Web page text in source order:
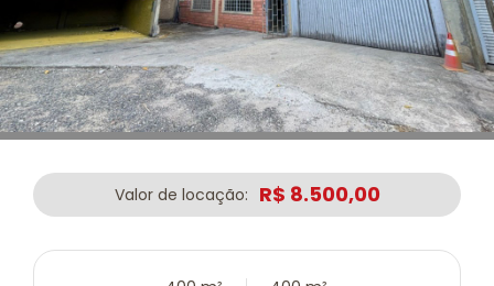
Valor de locação: R$ 8.500,00